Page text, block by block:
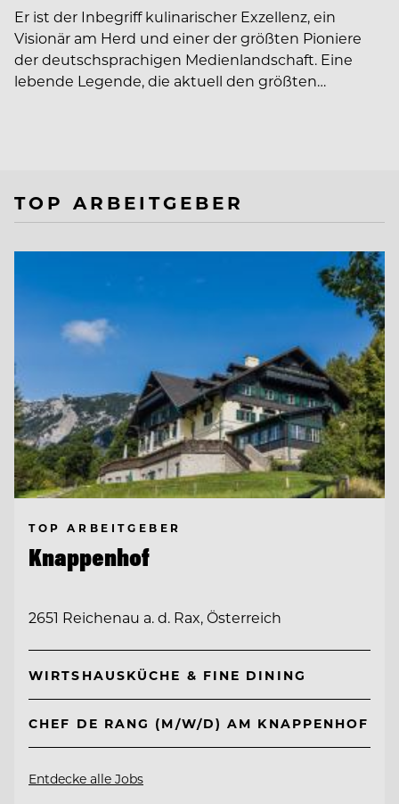
Er ist der Inbegriff kulinarischer Exzellenz, ein
Visionär am Herd und einer der größten Pioniere
der deutschsprachigen Medienlandschaft. Eine
lebende Legende, die aktuell den größten…
TOP ARBEITGEBER
TOP ARBEITGEBER
Knappenhof
2651 Reichenau a. d. Rax, Österreich
WIRTSHAUSKÜCHE & FINE DINING
CHEF DE RANG (M/W/D) AM KNAPPENHOF
Entdecke alle Jobs